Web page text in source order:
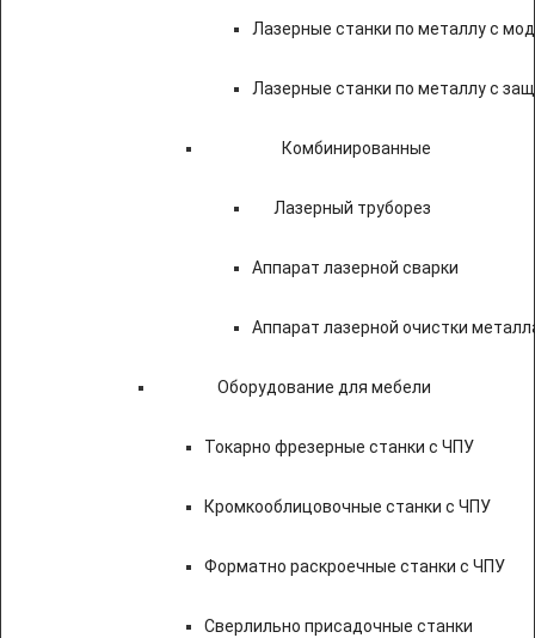
Лазерные станки по металлу с
Лазерные станки по металлу с
Комбинированные
Лазерный труборез
Аппарат лазерной сварки
Аппарат лазерной очистки
Оборудование для мебели
Токарно фрезерные станки с ЧПУ
Кромкооблицовочные станки с ЧПУ
Форматно раскроечные станки с ЧПУ
Сверлильно присадочные станки